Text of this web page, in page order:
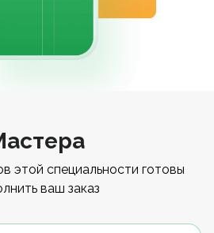
этой специальности готовы
ваш заказ